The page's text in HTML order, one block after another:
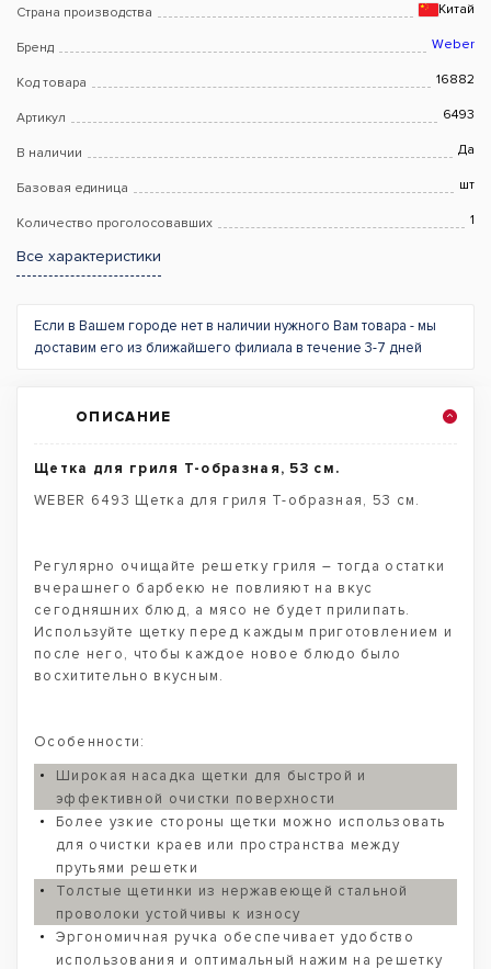
Страна производства Китай
Бренд Weber
Код товара 16882
Артикул 6493
В наличии Да
Базовая единица шт
Количество проголосовавших 1
Все характеристики
Если в Вашем городе нет в наличии нужного Вам товара - мы
доставим его из ближайшего филиала в течение 3-7 дней
ОПИСАНИЕ
Щетка для гриля Т-образная, 53 см.
WEBER 6493 Щетка для гриля Т-образная, 53 см.
Регулярно очищайте решетку гриля – тогда остатки
вчерашнего барбекю не повлияют на вкус
сегодняшних блюд, а мясо не будет прилипать.
Используйте щетку перед каждым приготовлением и
после него, чтобы каждое новое блюдо было
восхитительно вкусным.
Особенности:
Широкая насадка щетки для быстрой и
эффективной очистки поверхности
Более узкие стороны щетки можно использовать
для очистки краев или пространства между
прутьями решетки
Толстые щетинки из нержавеющей стальной
проволоки устойчивы к износу
Эргономичная ручка обеспечивает удобство
использования и оптимальный нажим на решетку